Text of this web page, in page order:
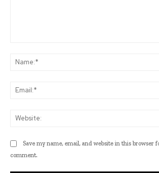
Save my name, email, and website in this browser
comment.